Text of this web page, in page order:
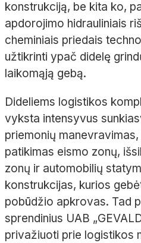
konstrukciją, be kita ko,
apdorojimo hidrauliniais
cheminiais priedais
užtikrinti ypač didelę
laikomąją gebą.
Dideliems logistikos
vyksta intensyvus
priemonių
patikimas eismo zonų,
zonų ir automobilių
konstrukcijas, kurios
pobūdžio apkrovas. Tad
sprendinius UAB
privažiuoti prie logistikos